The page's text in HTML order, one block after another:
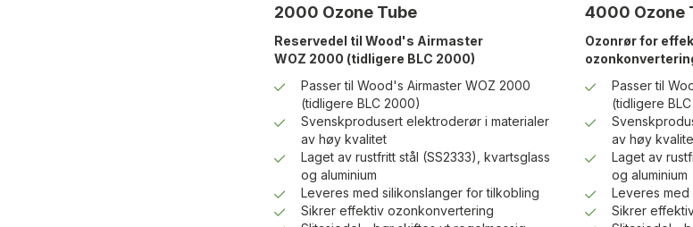
2000 Ozone Tube
Reservedel til Wood's Airmaster
WOZ 2000 (tidligere BLC 2000)
Passer til Wood's Airmaster WOZ 2000
(tidligere BLC 2000)
Svenskprodusert elektroderør i materialer
av høy kvalitet
Laget av rustfritt stål (SS2333), kvartsglass
og aluminium
Leveres med silikonslanger for tilkobling
Sikrer effektiv ozonkonvertering
4000 Ozone
Ozonrør for
Passer til
(tidligere
av høy
Laget av
og aluminium
Leveres
Sikrer